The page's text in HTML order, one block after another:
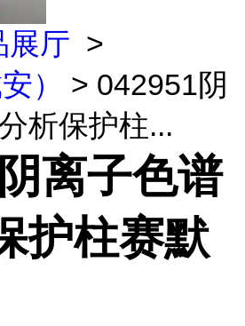
展厅 >
）
> 042951阴
析保护柱...
离子色谱
护柱赛默